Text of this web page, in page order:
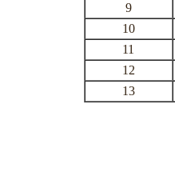
9
10
11
12
13